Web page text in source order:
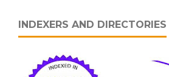
INDEXERS AND DIRECTORIES